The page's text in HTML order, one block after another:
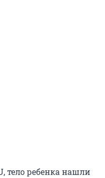
тело ребенка нашли